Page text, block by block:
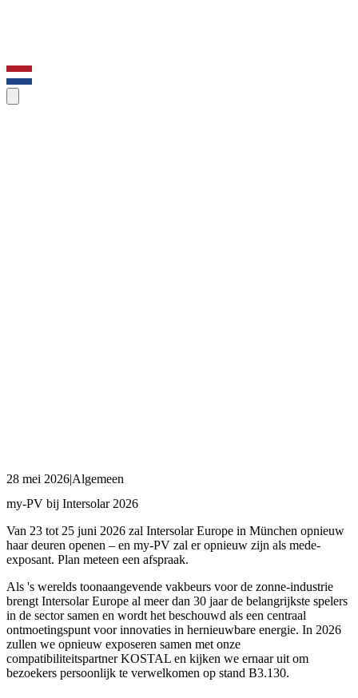
28 mei 2026|Algemeen
my-PV bij Intersolar 2026
Van 23 tot 25 juni 2026 zal Intersolar Europe in München opnieuw
haar deuren openen – en my-PV zal er opnieuw zijn als mede-
exposant. Plan meteen een afspraak.
Als 's werelds toonaangevende vakbeurs voor de zonne-industrie
brengt Intersolar Europe al meer dan 30 jaar de belangrijkste spelers
in de sector samen en wordt het beschouwd als een centraal
ontmoetingspunt voor innovaties in hernieuwbare energie. In 2026
zullen we opnieuw exposeren samen met onze
compatibiliteitspartner KOSTAL en kijken we ernaar uit om
bezoekers persoonlijk te verwelkomen op stand B3.130.